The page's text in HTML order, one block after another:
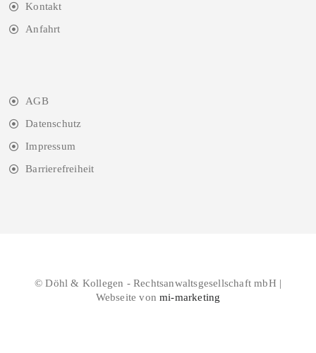
Kontakt
Anfahrt
AGB
Datenschutz
Impressum
Barrierefreiheit
© Döhl & Kollegen - Rechtsanwaltsgesellschaft mbH |
Webseite vonmi-marketing